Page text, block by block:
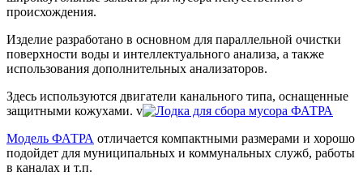
происхождения.
Изделие разработано в основном для параллельной очистки
поверхности воды и интеллектуального анализа, а также
использования дополнительных анализаторов.
Здесь используются двигатели канального типа, оснащенные
защитными кожухами. v
Модель ФАТРА отличается компактными размерами и хорошо
подойдет для муниципальных и коммунальных служб, работы
в каналах и т.п.